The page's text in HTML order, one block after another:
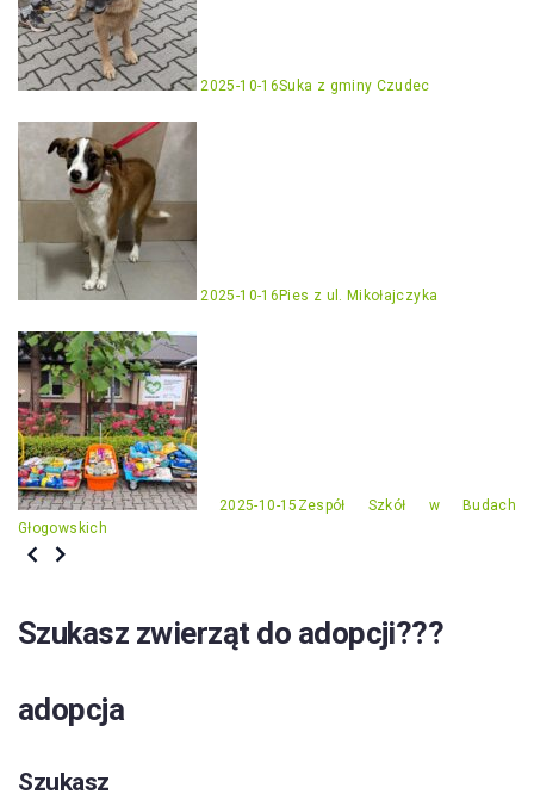
2025-10-16Suka z gminy Czudec
2025-10-16 Pies z ul. Mikołajczyka
2025-10-15 Zespół Szkół w Budach
Głogowskich
Szukasz zwierząt do adopcji???
adopcja
Szukasz